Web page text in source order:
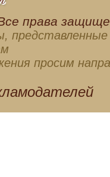
права
представленные
просим